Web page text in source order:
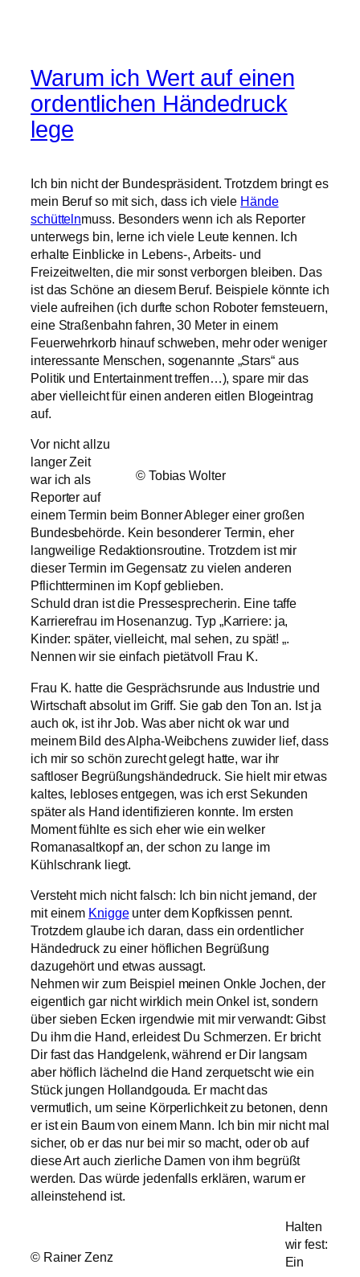
Warum ich Wert auf einen
ordentlichen Händedruck
lege
Ich bin nicht der Bundespräsident. Trotzdem bringt es
mein Beruf so mit sich, dass ich viele Hände
schüttelnmuss. Besonders wenn ich als Reporter
unterwegs bin, lerne ich viele Leute kennen. Ich
erhalte Einblicke in Lebens-, Arbeits- und
Freizeitwelten, die mir sonst verborgen bleiben. Das
ist das Schöne an diesem Beruf. Beispiele könnte ich
viele aufreihen (ich durfte schon Roboter fernsteuern,
eine Straßenbahn fahren, 30 Meter in einem
Feuerwehrkorb hinauf schweben, mehr oder weniger
interessante Menschen, sogenannte „Stars“ aus
Politik und Entertainment treffen…), spare mir das
aber vielleicht für einen anderen eitlen Blogeintrag
auf.
© Tobias Wolter
Vor nicht allzu
langer Zeit
war ich als
Reporter auf
einem Termin beim Bonner Ableger einer großen
Bundesbehörde. Kein besonderer Termin, eher
langweilige Redaktionsroutine. Trotzdem ist mir
dieser Termin im Gegensatz zu vielen anderen
Pflichtterminen im Kopf geblieben.
Schuld dran ist die Pressesprecherin. Eine taffe
Karrierefrau im Hosenanzug. Typ „Karriere: ja,
Kinder: später, vielleicht, mal sehen, zu spät! „.
Nennen wir sie einfach pietätvoll Frau K.
Frau K. hatte die Gesprächsrunde aus Industrie und
Wirtschaft absolut im Griff. Sie gab den Ton an. Ist ja
auch ok, ist ihr Job. Was aber nicht ok war und
meinem Bild des Alpha-Weibchens zuwider lief, dass
ich mir so schön zurecht gelegt hatte, war ihr
saftloser Begrüßungshändedruck. Sie hielt mir etwas
kaltes, lebloses entgegen, was ich erst Sekunden
später als Hand identifizieren konnte. Im ersten
Moment fühlte es sich eher wie ein welker
Romanasaltkopf an, der schon zu lange im
Kühlschrank liegt.
Versteht mich nicht falsch: Ich bin nicht jemand, der
mit einem Kniggeunter dem Kopfkissen pennt.
Trotzdem glaube ich daran, dass ein ordentlicher
Händedruck zu einer höflichen Begrüßung
dazugehört und etwas aussagt.
Nehmen wir zum Beispiel meinen Onkle Jochen, der
eigentlich gar nicht wirklich mein Onkel ist, sondern
über sieben Ecken irgendwie mit mir verwandt: Gibst
Du ihm die Hand, erleidest Du Schmerzen. Er bricht
Dir fast das Handgelenk, während er Dir langsam
aber höflich lächelnd die Hand zerquetscht wie ein
Stück jungen Hollandgouda. Er macht das
vermutlich, um seine Körperlichkeit zu betonen, denn
er ist ein Baum von einem Mann. Ich bin mir nicht mal
sicher, ob er das nur bei mir so macht, oder ob auf
diese Art auch zierliche Damen von ihm begrüßt
werden. Das würde jedenfalls erklären, warum er
alleinstehend ist.
© Rainer Zenz
Halten
wir fest:
Ein